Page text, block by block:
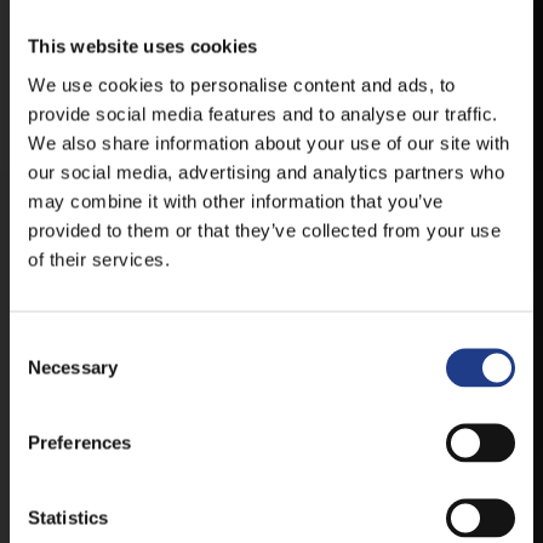
This website uses cookies
We use cookies to personalise content and ads, to
provide social media features and to analyse our traffic.
We also share information about your use of our site with
our social media, advertising and analytics partners who
may combine it with other information that you’ve
provided to them or that they’ve collected from your use
of their services.
Necessary
Preferences
Statistics
ELSŐ KÉZBŐL ÉRTESÜLHESSEN
LEGFRISSEBB HÍREINKRŐL,
FELLÉPŐKRŐL, ESŐ ESETÉN
HELYSZÍNVÁLTOZÁSRÓL.
ELÉRHETŐ ANDROID ÉS IOS RENDSZEREKRE AZ
ISMERT HELYEKEN, VAGY IDE KATTINTVA :